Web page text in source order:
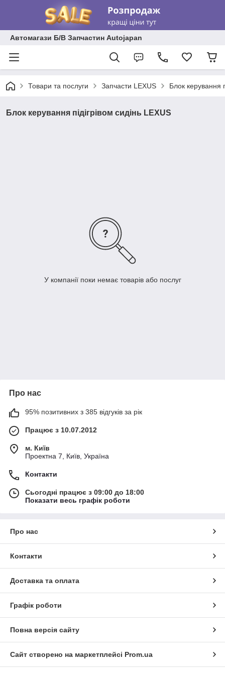
Автомагази Б/В Запчастин Autojapan
Товари та послуги Запчасти LEXUS Блок керування
Блок керування підігрівом сидінь LEXUS
У компанії поки немає товарів або послуг
Про нас
95% позитивних з 385 відгуків за рік
Працює з 10.07.2012
м. Київ
Проектна 7, Київ, Україна
Контакти
Сьогодні працює з 09:00 до 18:00
Показати весь графік роботи
Про нас
Контакти
Доставка та оплата
Графік роботи
Повна версія сайту
Сайт створено на маркетплейсі Prom.ua